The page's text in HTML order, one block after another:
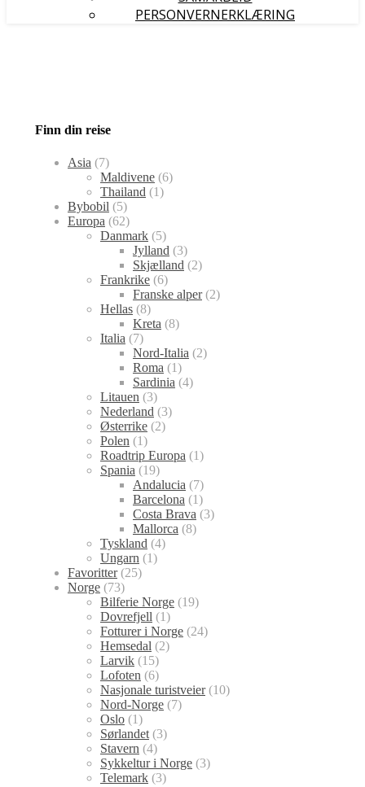
PERSONVERNERKLÆRING
Finn din reise
Asia (7)
Maldivene (6)
Thailand (1)
Bybobil (5)
Europa (62)
Danmark (5)
Jylland (3)
Skjælland (2)
Frankrike (6)
Franske alper(2)
Hellas (8)
Kreta (8)
Italia (7)
Nord-Italia (2)
Roma (1)
Sardinia (4)
Litauen (3)
Nederland (3)
Østerrike (2)
Polen (1)
Roadtrip Europa (1)
Spania (19)
Andalucia (7)
Barcelona (1)
Costa Brava (3)
Mallorca (8)
Tyskland (4)
Ungarn (1)
Favoritter(25)
Norge (73)
Bilferie Norge (19)
Dovrefjell (1)
Fotturer i Norge (24)
Hemsedal (2)
Larvik (15)
Lofoten (6)
Nasjonale turistveier(10)
Nord-Norge (7)
Oslo (1)
Sørlandet (3)
Stavern (4)
Sykkeltur i Norge (3)
Telemark (3)